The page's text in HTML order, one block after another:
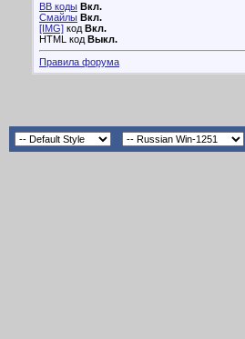
BB коды Вкл.
Смайлы Вкл.
[IMG] код Вкл.
HTML код Выкл.
Правила форума